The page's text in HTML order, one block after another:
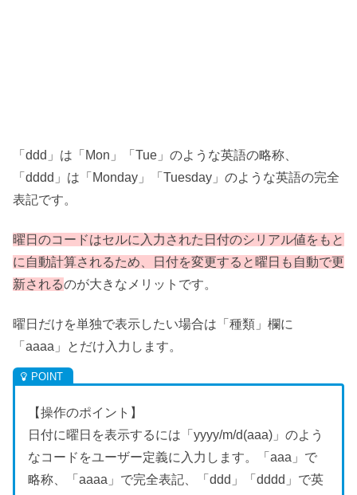
「ddd」は「Mon」「Tue」のような英語の略称、
「dddd」は「Monday」「Tuesday」のような英語の完全
表記です。
曜日のコードはセルに入力された日付のシリアル値をもと
に自動計算されるため、日付を変更すると曜日も自動で更
新されるのが大きなメリットです。
曜日だけを単独で表示したい場合は「種類」欄に
「aaaa」とだけ入力します。
【操作のポイント】
日付に曜日を表示するには「yyyy/m/d(aaa)」のよう
なコードをユーザー定義に入力します。「aaa」で
略称、「aaaa」で完全表記、「ddd」「dddd」で英